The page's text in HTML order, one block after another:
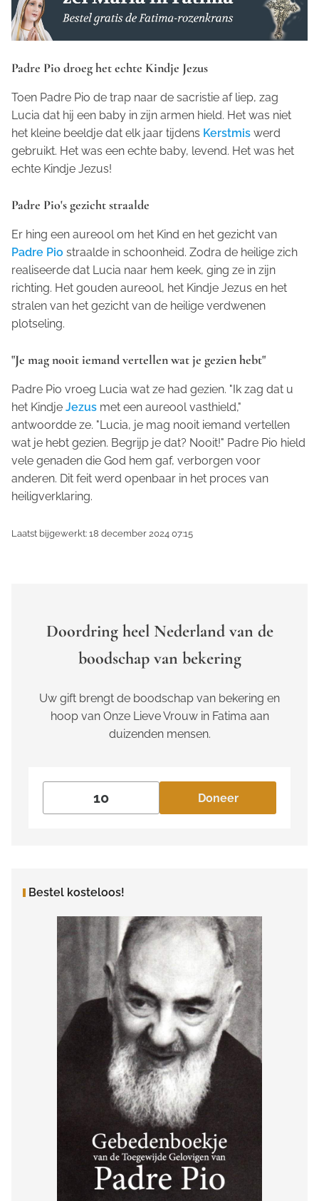
Padre Pio droeg het echte Kindje Jezus
Toen Padre Pio de trap naar de sacristie af liep, zag
Lucia dat hij een baby in zijn armen hield. Het was niet
het kleine beeldje dat elk jaar tijdens Kerstmis werd
gebruikt. Het was een echte baby, levend. Het was het
echte Kindje Jezus!
Padre Pio's gezicht straalde
Er hing een aureool om het Kind en het gezicht van
Padre Pio straalde in schoonheid. Zodra de heilige zich
realiseerde dat Lucia naar hem keek, ging ze in zijn
richting. Het gouden aureool, het Kindje Jezus en het
stralen van het gezicht van de heilige verdwenen
plotseling.
"Je mag nooit iemand vertellen wat je gezien hebt"
Padre Pio vroeg Lucia wat ze had gezien. "Ik zag dat u
het Kindje Jezus met een aureool vasthield,"
antwoordde ze. "Lucia, je mag nooit iemand vertellen
wat je hebt gezien. Begrijp je dat? Nooit!" Padre Pio hield
vele genaden die God hem gaf, verborgen voor
anderen. Dit feit werd openbaar in het proces van
heiligverklaring.
Laatst bijgewerkt: 18 december 2024 07:15
Doordring heel Nederland van de
boodschap van bekering
Uw gift brengt de boodschap van bekering en
hoop van Onze Lieve Vrouw in Fatima aan
duizenden mensen.
Doneer
Bestel kosteloos!